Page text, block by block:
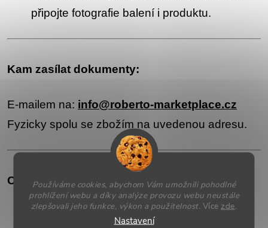
Používáme cookies, abychom Vám umožnili pohodlné
prohlížení webu a díky analýze provozu webu neustále
zlepšovali jeho funkce, výkon a použitelnost. Více zde.
Nastavení
připojte fotografie balení i produktu.
Kam zasílat dokumenty:
E-mailem na: info@roberto-marketplace.cz
Fyzicky spolu se zbožím na uvedenou adresu.
Osobní předání reklamací:
Komárovská 3043/7, Horní